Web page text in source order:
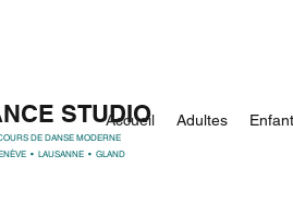
STUDIO
DE DANSE MODERNE
• LAUSANNE • GLAND
Accueil Adultes